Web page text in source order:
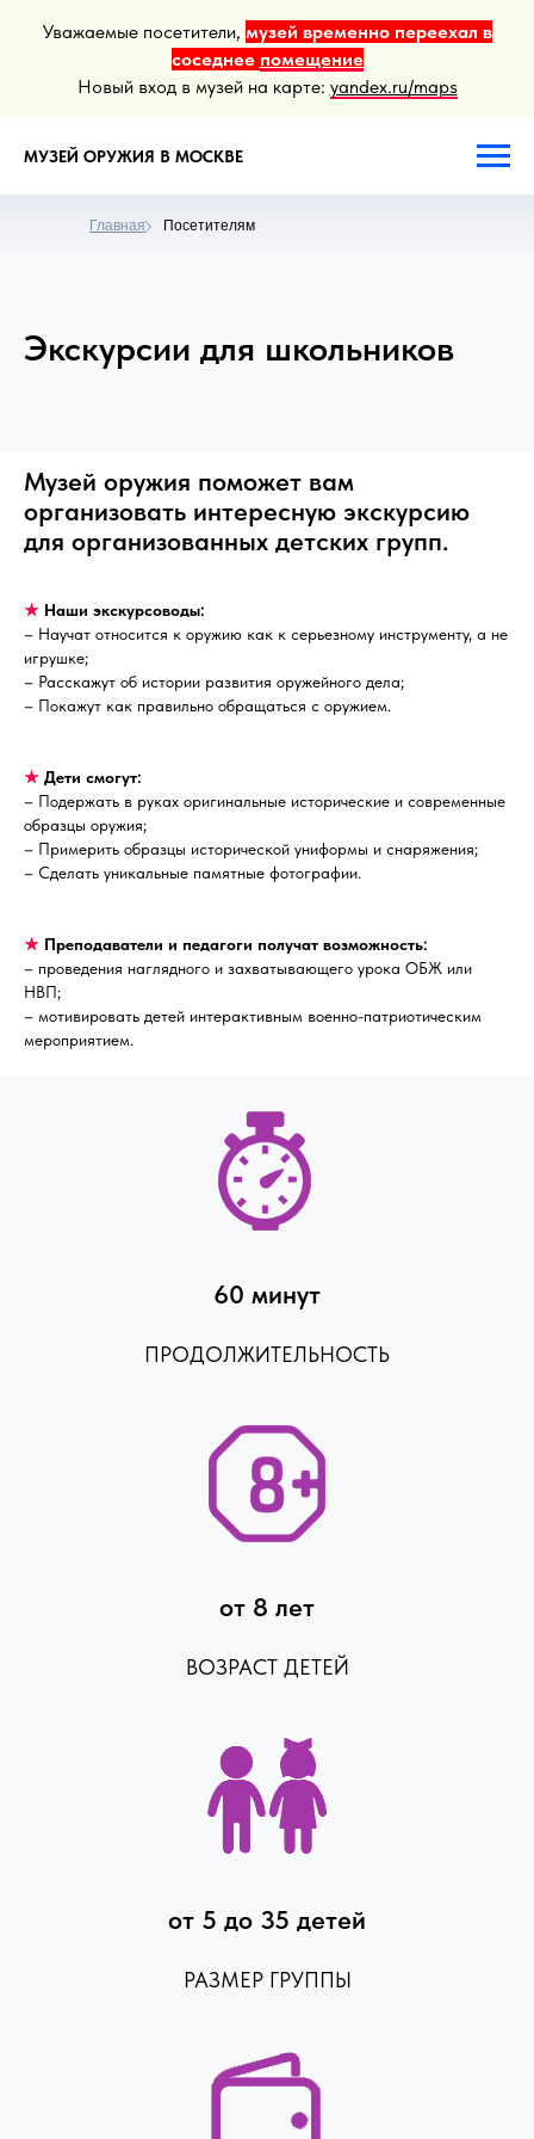
Уважаемые посетители, музей временно переехал в
соседнее помещение
Новый вход в музей на карте: yandex.ru/maps
МУЗЕЙ ОРУЖИЯ В МОСКВЕ
Главная Посетителям
Экскурсии для школьников
Музей оружия поможет вам
организовать интересную экскурсию
для организованных детских групп.
★ Наши экскурсоводы:
– Научат относится к оружию как к серьезному инструменту, а не
игрушке;
– Расскажут об истории развития оружейного дела;
– Покажут как правильно обращаться с оружием.
★ Дети смогут:
– Подержать в руках оригинальные исторические и современные
образцы оружия;
– Примерить образцы исторической униформы и снаряжения;
– Сделать уникальные памятные фотографии.
★ Преподаватели и педагоги получат возможность:
– проведения наглядного и захватывающего урока ОБЖ или
НВП;
– мотивировать детей интерактивным военно-патриотическим
мероприятием.
60 минут
ПРОДОЛЖИТЕЛЬНОСТЬ
от 8 лет
ВОЗРАСТ ДЕТЕЙ
от 5 до 35 детей
РАЗМЕР ГРУППЫ